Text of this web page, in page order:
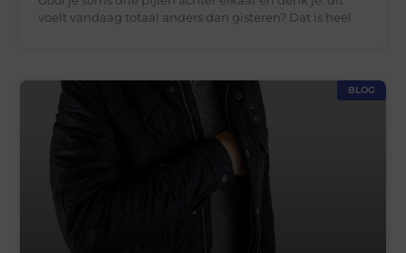
voelt vandaag totaal anders dan gisteren? Dat is heel
BLOG